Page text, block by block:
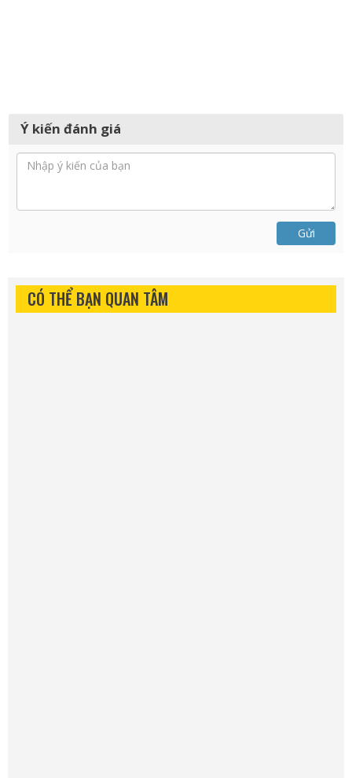
Ý kiến đánh giá
Gửi
CÓ THỂ BẠN QUAN TÂM